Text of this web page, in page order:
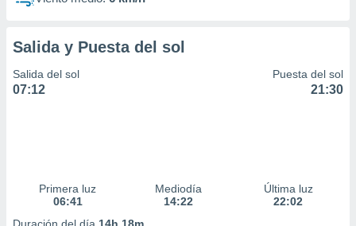
medir el
el
del
Salida y Puesta del sol
Salida del sol
07:12
Puesta del sol
21:30
Primera luz
06:41
Mediodía
14:22
Última luz
22:02